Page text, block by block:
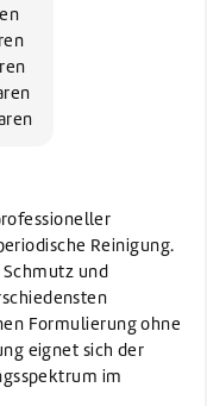
Reinigung.
und
Formulierung ohne
eignet sich der
im